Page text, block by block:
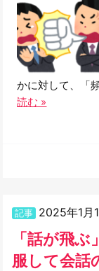
かに対して、「
読む »
記事 2025年1月
「話が飛
服して会話